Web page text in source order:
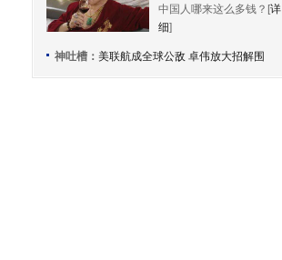
中国人哪来这么多钱？[详
细]
神吐槽： 美联航成全球公敌 卓伟放大招解围